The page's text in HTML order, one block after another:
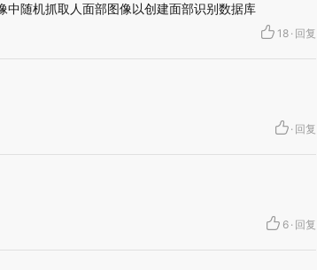
中随机抓取人面部图像以创建面部识别数据库
18 · 回复
· 回复
6 · 回复